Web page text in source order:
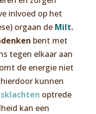
inlvoed op het
orgaan de Milt.
bent met
tegen elkaar aan
de energie niet
kunnen
optrede
kan een